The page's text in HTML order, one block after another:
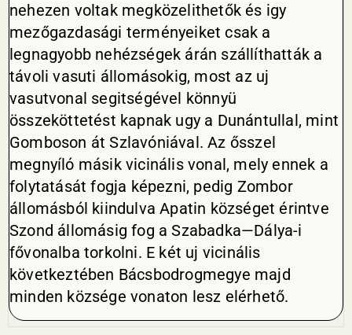
nehezen voltak megközelithetők és igy
mezőgazdasági terményeiket csak a
legnagyobb nehézségek árán szállíthatták a
távoli vasuti állomásokig, most az uj
vasutvonal segitségével könnyü
összeköttetést kapnak ugy a Dunántullal, mint
Gomboson át Szlavóniával. Az ősszel
megnyíló másik vicinális vonal, mely ennek a
folytatását fogja képezni, pedig Zombor
állomásból kiindulva Apatin községet érintve
Szond állomásig fog a Szabadka—Dálya-i
fővonalba torkolni. E két uj vicinális
következtében Bácsbodrogmegye majd
minden községe vonaton lesz elérhető.